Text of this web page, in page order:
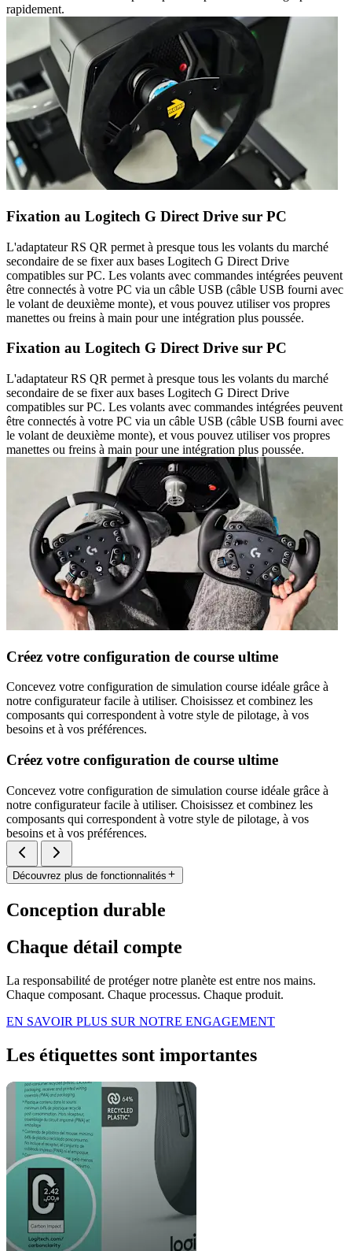
rapidement.
Fixation au Logitech G Direct Drive sur PC
L'adaptateur RS QR permet à presque tous les volants du marché
secondaire de se fixer aux bases Logitech G Direct Drive
compatibles sur PC. Les volants avec commandes intégrées peuvent
être connectés à votre PC via un câble USB (câble USB fourni avec
le volant de deuxième monte), et vous pouvez utiliser vos propres
manettes ou freins à main pour une intégration plus poussée.
Fixation au Logitech G Direct Drive sur PC
L'adaptateur RS QR permet à presque tous les volants du marché
secondaire de se fixer aux bases Logitech G Direct Drive
compatibles sur PC. Les volants avec commandes intégrées peuvent
être connectés à votre PC via un câble USB (câble USB fourni avec
le volant de deuxième monte), et vous pouvez utiliser vos propres
manettes ou freins à main pour une intégration plus poussée.
Créez votre configuration de course ultime
Concevez votre configuration de simulation course idéale grâce à
notre configurateur facile à utiliser. Choisissez et combinez les
composants qui correspondent à votre style de pilotage, à vos
besoins et à vos préférences.
Créez votre configuration de course ultime
Concevez votre configuration de simulation course idéale grâce à
notre configurateur facile à utiliser. Choisissez et combinez les
composants qui correspondent à votre style de pilotage, à vos
besoins et à vos préférences.
Découvrez plus de fonctionnalités
Conception durable
Chaque détail compte
La responsabilité de protéger notre planète est entre nos mains.
Chaque composant. Chaque processus. Chaque produit.
EN SAVOIR PLUS SUR NOTRE ENGAGEMENT
Les étiquettes sont importantes